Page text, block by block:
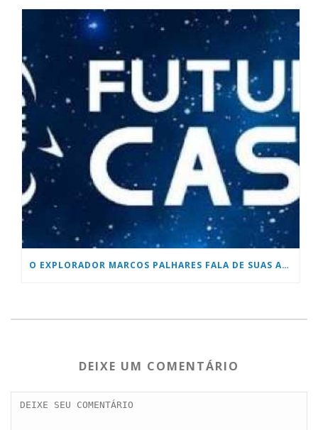
O EXPLORADOR MARCOS PALHARES FALA DE SUAS AVENTURAS
DEIXE UM COMENTÁRIO